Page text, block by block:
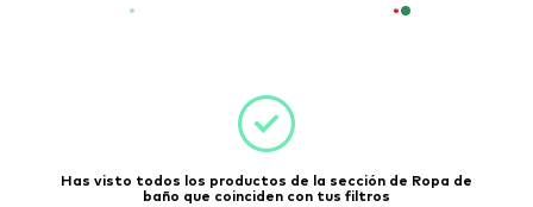
Has visto todos los productos de la sección de Ropa de
baño que coinciden con tus filtros